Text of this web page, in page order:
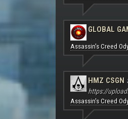
GLOBAL
Assassin's Creed
HMZ CSGN
https://
Assassin's Creed